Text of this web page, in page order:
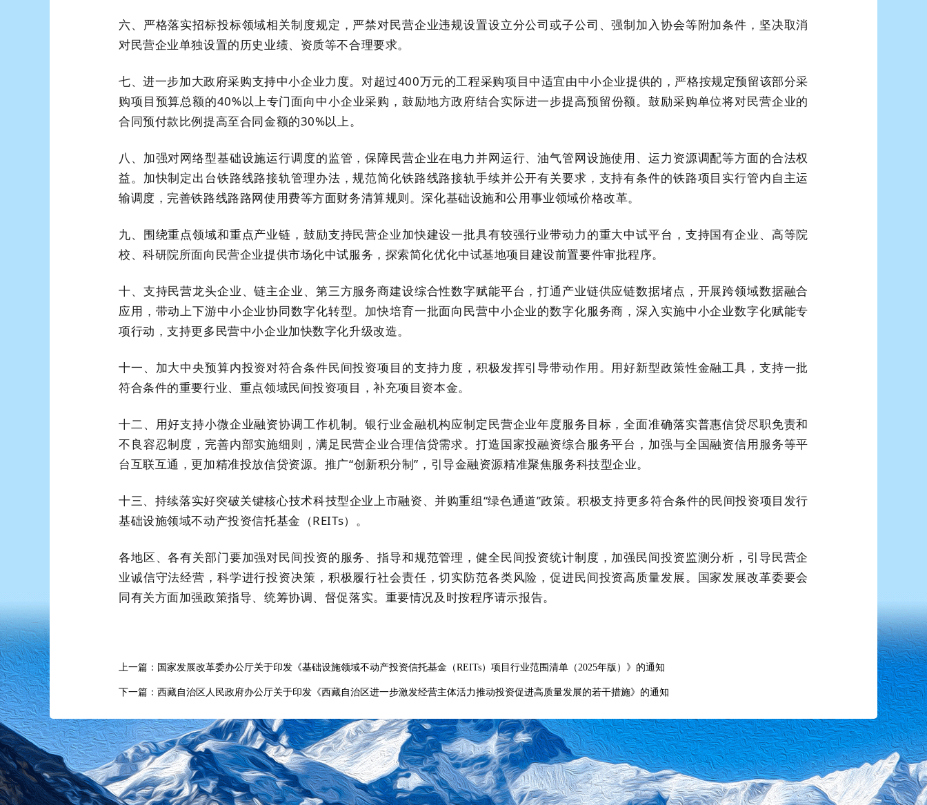
六、严格落实招标投标领域相关制度规定，严禁对民营企业违规设置设立分公司或子公司、强制加入协会等附加条件，坚决取消
对民营企业单独设置的历史业绩、资质等不合理要求。
七、进一步加大政府采购支持中小企业力度。对超过400万元的工程采购项目中适宜由中小企业提供的，严格按规定预留该部分采
购项目预算总额的40%以上专门面向中小企业采购，鼓励地方政府结合实际进一步提高预留份额。鼓励采购单位将对民营企业的
合同预付款比例提高至合同金额的30%以上。
八、加强对网络型基础设施运行调度的监管，保障民营企业在电力并网运行、油气管网设施使用、运力资源调配等方面的合法权
益。加快制定出台铁路线路接轨管理办法，规范简化铁路线路接轨手续并公开有关要求，支持有条件的铁路项目实行管内自主运
输调度，完善铁路线路路网使用费等方面财务清算规则。深化基础设施和公用事业领域价格改革。
九、围绕重点领域和重点产业链，鼓励支持民营企业加快建设一批具有较强行业带动力的重大中试平台，支持国有企业、高等院
校、科研院所面向民营企业提供市场化中试服务，探索简化优化中试基地项目建设前置要件审批程序。
十、支持民营龙头企业、链主企业、第三方服务商建设综合性数字赋能平台，打通产业链供应链数据堵点，开展跨领域数据融合
应用，带动上下游中小企业协同数字化转型。加快培育一批面向民营中小企业的数字化服务商，深入实施中小企业数字化赋能专
项行动，支持更多民营中小企业加快数字化升级改造。
十一、加大中央预算内投资对符合条件民间投资项目的支持力度，积极发挥引导带动作用。用好新型政策性金融工具，支持一批
符合条件的重要行业、重点领域民间投资项目，补充项目资本金。
十二、用好支持小微企业融资协调工作机制。银行业金融机构应制定民营企业年度服务目标，全面准确落实普惠信贷尽职免责和
不良容忍制度，完善内部实施细则，满足民营企业合理信贷需求。打造国家投融资综合服务平台，加强与全国融资信用服务等平
台互联互通，更加精准投放信贷资源。推广“创新积分制”，引导金融资源精准聚焦服务科技型企业。
十三、持续落实好突破关键核心技术科技型企业上市融资、并购重组“绿色通道”政策。积极支持更多符合条件的民间投资项目发行
基础设施领域不动产投资信托基金（REITs）。
各地区、各有关部门要加强对民间投资的服务、指导和规范管理，健全民间投资统计制度，加强民间投资监测分析，引导民营企
业诚信守法经营，科学进行投资决策，积极履行社会责任，切实防范各类风险，促进民间投资高质量发展。国家发展改革委要会
同有关方面加强政策指导、统筹协调、督促落实。重要情况及时按程序请示报告。
上一篇：国家发展改革委办公厅关于印发《基础设施领域不动产投资信托基金（REITs）项目行业范围清单（2025年版）》的通知
下一篇：西藏自治区人民政府办公厅关于印发《西藏自治区进一步激发经营主体活力推动投资促进高质量发展的若干措施》的通知